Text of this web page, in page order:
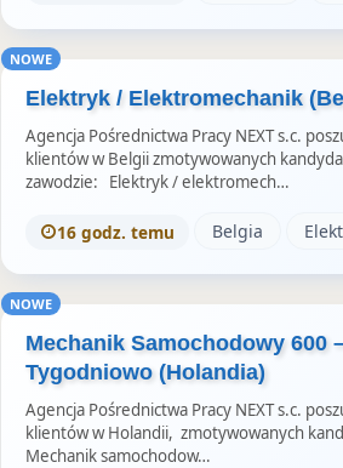
NOWE
Elektryk / Elektromechanik
Agencja Pośrednictwa Pracy NEXT s.c.
klientów w Belgii zmotywowanych
zawodzie: Elektryk / elektromech…
16 godz. temu Belgia
NOWE
Mechanik Samochodowy 600
Tygodniowo (Holandia)
Agencja Pośrednictwa Pracy NEXT s.c.
klientów w Holandii, zmotywowanych
Mechanik samochodow…